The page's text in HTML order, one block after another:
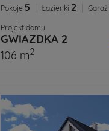
Pokoje 5 Łazienki 2 Garaż
Projekt domu
GWIAZDKA 2
106 m2